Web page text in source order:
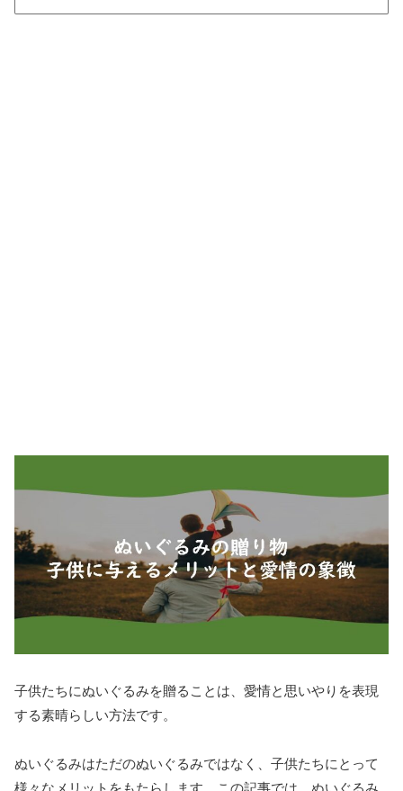
子供たちにぬいぐるみを贈ることは、愛情と思いやりを表現
する素晴らしい方法です。
ぬいぐるみはただのぬいぐるみではなく、子供たちにとって
様々なメリットをもたらします。この記事では、ぬいぐるみ